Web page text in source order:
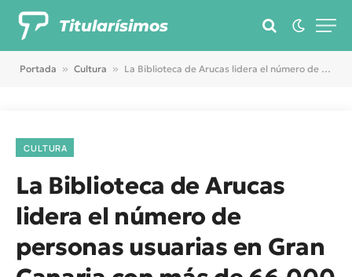
Titularísimos
Portada » Cultura » La Biblioteca de Arucas lidera el número de personas usuarias en Gran Canaria con más de 66.000 en 2025
CULTURA
La Biblioteca de Arucas
lidera el número de
personas usuarias en Gran